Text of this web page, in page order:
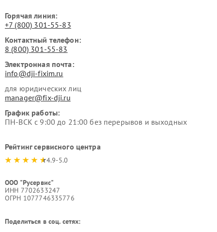
Горячая линия:
+7 (800) 301-55-83
Контактный телефон:
8 (800) 301-55-83
Электронная почта:
info@dji-fixim.ru
для юридических лиц
manager@fix-dji.ru
График работы:
ПН-ВСК с 9:00 до 21:00 без перерывов и выходных
Рейтинг сервисного центра
4.9-5.0
ООО "Русервис"
ИНН 7702633247
ОГРН 1077746335776
Поделиться в соц. сетях: